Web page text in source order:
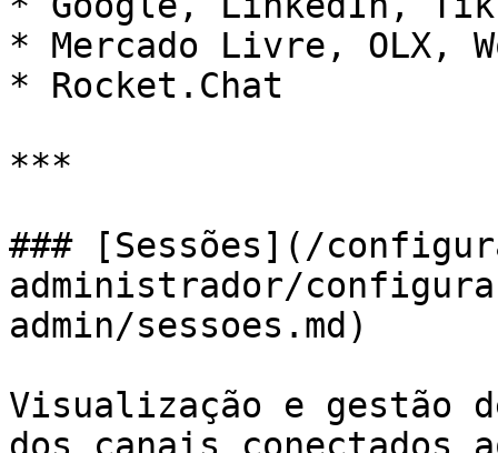
* Mercado Livre, OLX,
* Rocket.Chat
***
### [Sessões](/
administrador/
admin/sessoes.md)
Visualização e gestão